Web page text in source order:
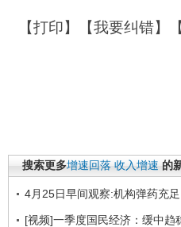
【打印】【我要纠错】【
搜索更多增速回落 收入增速 的
4月25日早间观察:机构弹药充
[视频]一季度国民经济：缓中趋